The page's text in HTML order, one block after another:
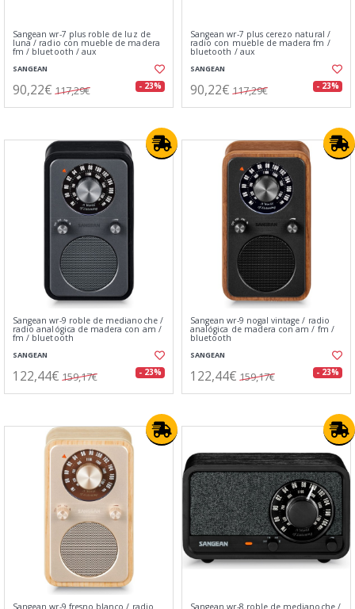
Sangean wr-7 plus roble de luz de
luna / radio con mueble de madera
fm / bluetooth / aux
SANGEAN
90,22€ 117,29€ - 23%
Sangean wr-7 plus cerezo natural /
radio con mueble de madera fm /
bluetooth / aux
SANGEAN
90,22€ 117,29€ - 23%
Sangean wr-9 roble de medianoche /
radio analógica de madera con am /
fm / bluetooth
SANGEAN
122,44€ 159,17€ - 23%
Sangean wr-9 nogal vintage / radio
analógica de madera con am / fm /
bluetooth
SANGEAN
122,44€ 159,17€ - 23%
Sangean wr-9 fresno blanco / radio Sangean wr-8 roble de medianoche /